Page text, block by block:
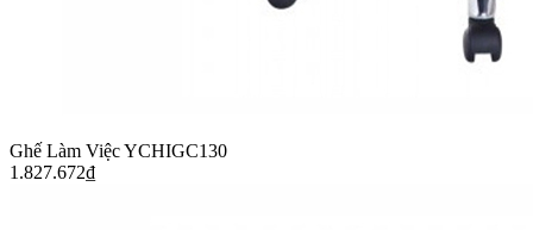
Ghế Làm Việc YCHIGC130
1.827.672₫